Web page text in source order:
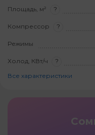
Площадь, м² ?
Компрессор ?
Режимы
Холод, КВт/ч ?
Все характеристики